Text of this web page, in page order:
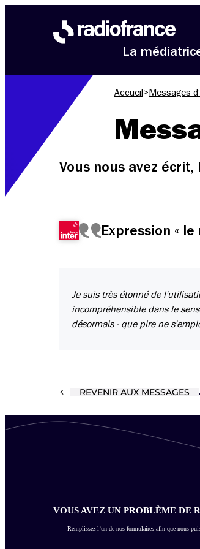
La
Accueil > Messages
Vous nous avez
Expression «
Je suis très étonné de
incompréhensible dans le
désormais - que pire ne
REVENIR AUX MESSAGES
VOUS AVEZ UN PROBLÈME DE
Remplissez l’un de nos formulaires afin que nous